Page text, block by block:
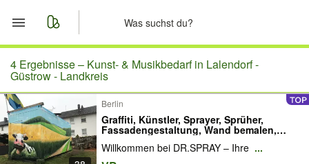
Start
Merkliste
Nachrichten
4 Ergebnisse – Kunst- & Musikbedarf in Lalendorf -
Güstrow - Landkreis
Berlin
Graffiti, Künstler, Sprayer, Sprüher,
Fassadengestaltung, Wand bemalen,
Kinderzimmer, Murals, Graffiti Auftrag,
Streetart, Berlin, Brandenburg, Leipzig,
Potsdam, Dresden, Magdeburg, Hannover
Willkommen bei DR.SPRAY – Ihre ...